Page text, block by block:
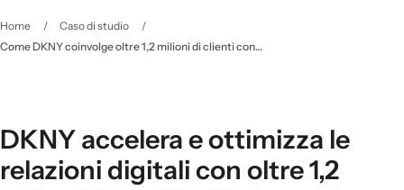
Home / Caso di studio
/
Come DKNY coinvolge oltre 1,2 milioni di clienti con le automazioni e l'IA - Klaviyo
DKNY accelera e ottimizza le
relazioni digitali con oltre 1,2